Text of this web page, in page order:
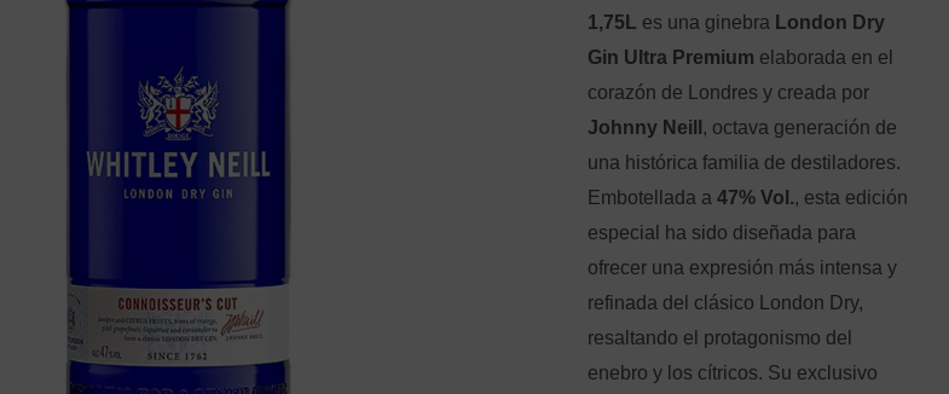
1,75L es una ginebra London Dry
Gin Ultra Premium elaborada en el
corazón de Londres y creada por
Johnny Neill , octava generación de
una histórica familia de destiladores.
Embotellada a47% Vol., esta edición
especial ha sido diseñada para
ofrecer una expresión más intensa y
refinada del clásico London Dry,
resaltando el protagonismo del
enebro y los cítricos. Su exclusivo